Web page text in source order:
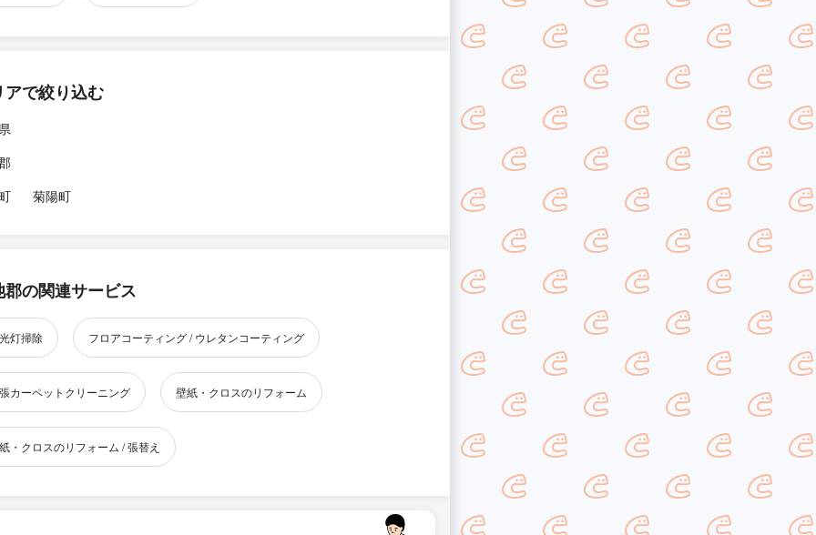
アで絞り込む
菊陽町
郡の関連サービス
灯掃除 フロアコーティング / ウレタンコーティング
カーペットクリーニング 壁紙・クロスのリフォーム
・クロスのリフォーム / 張替え